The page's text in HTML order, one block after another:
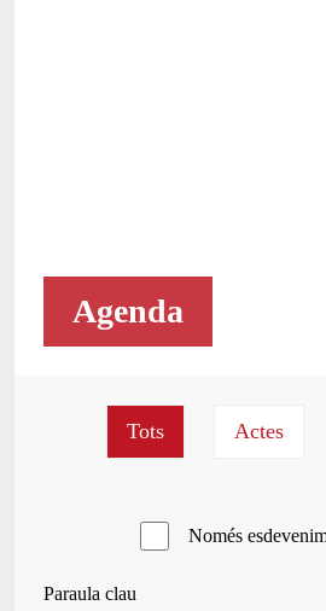
Agenda
Només
Paraula clau